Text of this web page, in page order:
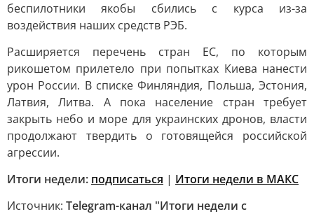
беспилотники якобы сбились с курса из-за
воздействия наших средств РЭБ.
Расширяется перечень стран ЕС, по которым
рикошетом прилетело при попытках Киева нанести
урон России. В списке Финляндия, Польша, Эстония,
Латвия, Литва. А пока население стран требует
закрыть небо и море для украинских дронов, власти
продолжают твердить о готовящейся российской
агрессии.
Итоги недели: подписаться | Итоги недели в МАКС
Источник: Telegram-канал "Итоги недели с